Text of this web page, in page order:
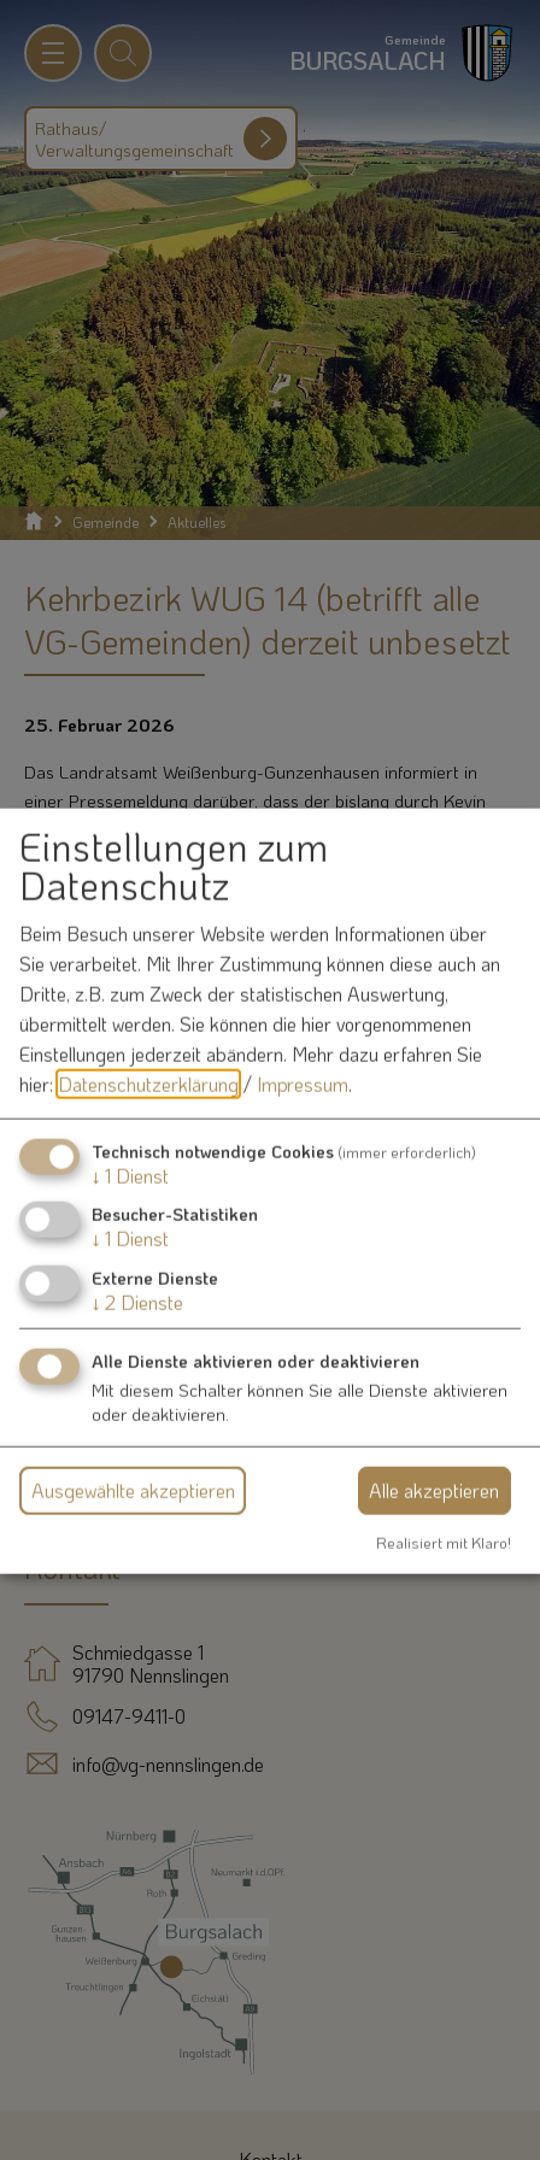
Gemeinde
BURGSALACH
Rathaus/
Verwaltungsgemeinschaft
Gemeinde Aktuelles
Kehrbezirk WUG 14 (betrifft alle
VG-Gemeinden) derzeit unbesetzt
25. Februar 2026
Das Landratsamt Weißenburg-Gunzenhausen informiert in
einer Pressemeldung darüber, dass der bislang durch Kevin
Wilhelm verwaltete Kehrbezirk Weißenburg-Gunzenhausen 14
durch die Regierung von Mittelfranken derzeit nicht
nachbesetzt werden kann. Die vorübergehende Verwaltung
Bezirksschornsteinfeger Martin Mühling (Germanenweg 4,
91174 Spalt, Tel.: 09175 9088744, E-Mail: info@meister-
muehling.de).
Das Landratsamt Weißenburg-Gunzenhausen weist darauf hin,
dass durch Martin Mühling nur hoheitliche Tätigkeiten (u. a.
werden. Bürgerinnen und Bürger haben daher rechtzeitig
einen Schornsteinfegerbetrieb mit den im jeweiligen
Feuerstättenbescheid festgesetzten Kehr- und
Überprüfungsarbeiten zu beauftragen.
Für Rückfragen steht das Landratsamt Weißenburg-
Gunzenhausen telefonisch unter 09141 902-319 zur Verfügung.
mehr
Kontakt
Schmiedgasse 1
91790 Nennslingen
09147-9411-0
info@vg-nennslingen.de
Einstellungen zum
Datenschutz
Beim Besuch unserer Website werden Informationen über
Sie verarbeitet. Mit Ihrer Zustimmung können diese auch an
Dritte, z.B. zum Zweck der statistischen Auswertung,
übermittelt werden. Sie können die hier vorgenommenen
Einstellungen jederzeit abändern. Mehr dazu erfahren Sie
hier: Datenschutzerklärung/ Impressum.
Technisch notwendige Cookies (immer erforderlich)
↓ 1 Dienst
Besucher-Statistiken
↓ 1 Dienst
Externe Dienste
↓ 2 Dienste
Alle Dienste aktivieren oder deaktivieren
Mit diesem Schalter können Sie alle Dienste aktivieren
oder deaktivieren.
Ausgewählte akzeptieren Alle akzeptieren
Realisiert mit Klaro!